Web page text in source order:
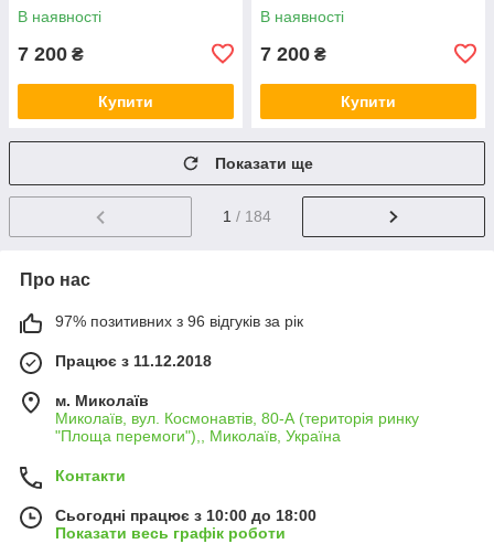
В наявності
7 200 ₴
Купити
В наявності
7 200 ₴
Купити
Показати ще
1 / 184
Про нас
97% позитивних з 96 відгуків за рік
Працює з 11.12.2018
м. Миколаїв
Миколаїв, вул. Космонавтів, 80-А (територія ринку
"Площа перемоги"),, Миколаїв, Україна
Контакти
Сьогодні працює з 10:00 до 18:00
Показати весь графік роботи